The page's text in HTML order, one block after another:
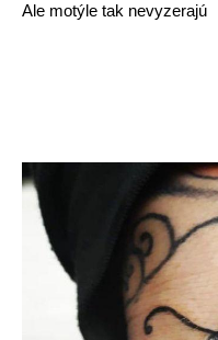
Ale motýle tak nevyzerajú